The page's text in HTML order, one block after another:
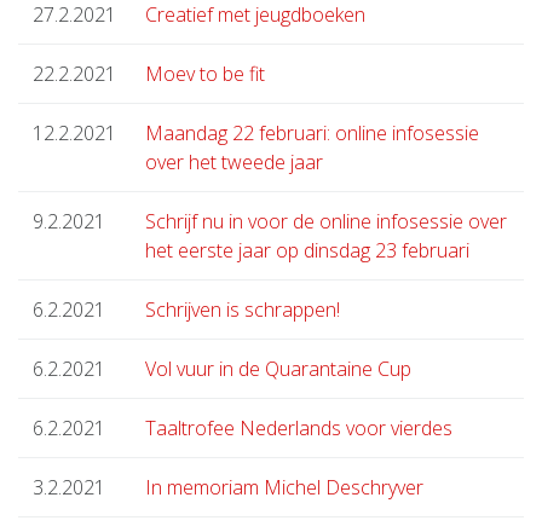
27.2.2021 Creatief met jeugdboeken
22.2.2021 Moev to be fit
12.2.2021
Maandag 22 februari: online infosessie
over het tweede jaar
9.2.2021
Schrijf nu in voor de online infosessie over
het eerste jaar op dinsdag 23 februari
6.2.2021 Schrijven is schrappen!
6.2.2021 Vol vuur in de Quarantaine Cup
6.2.2021 Taaltrofee Nederlands voor vierdes
3.2.2021 In memoriam Michel Deschryver